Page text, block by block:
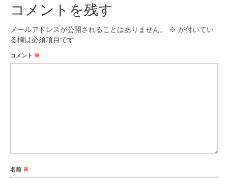
コメントを残す
メールアドレスが公開されることはありません。 ※ が付いてい
る欄は必須項目です
コメント ※
名前 ※